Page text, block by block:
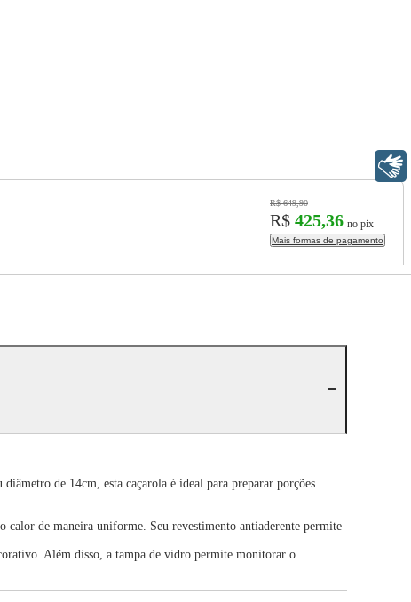
R$ 649,90
R$ 425,36 no pix
Mais formas de pagamento
de 14cm, esta caçarola é ideal para preparar porções
calor de maneira uniforme. Seu revestimento antiaderente permite
Além disso, a tampa de vidro permite monitorar o